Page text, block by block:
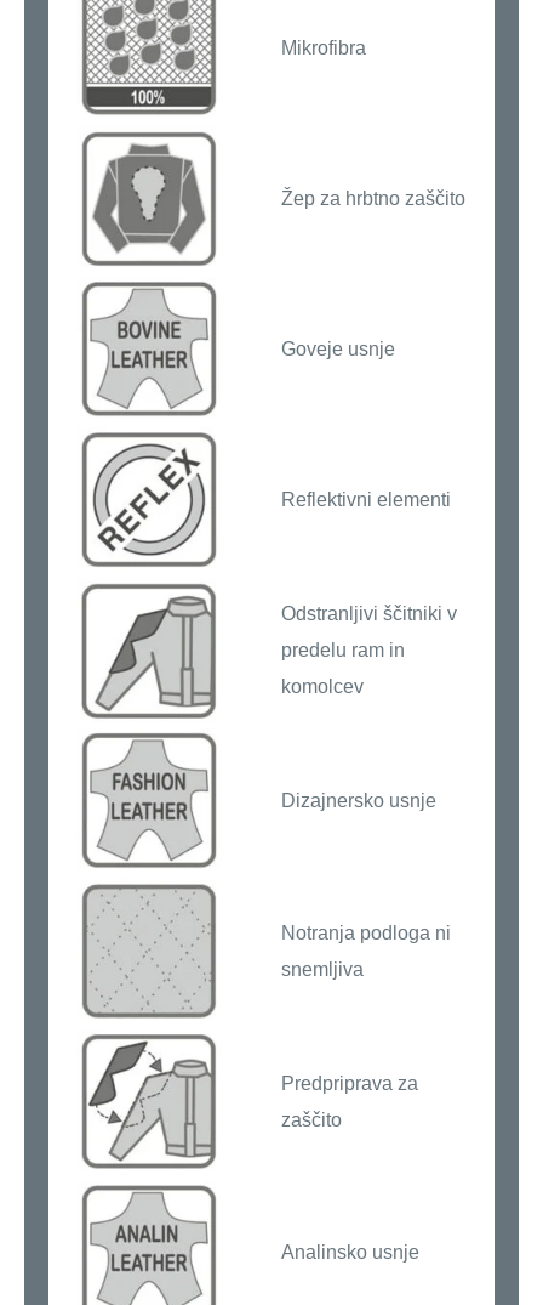
Mikrofibra
Žep za hrbtno zaščito
Goveje usnje
Reflektivni elementi
Odstranljivi ščitniki v
predelu ram in
komolcev
Dizajnersko usnje
Notranja podloga ni
snemljiva
Predpriprava za
zaščito
Analinsko usnje